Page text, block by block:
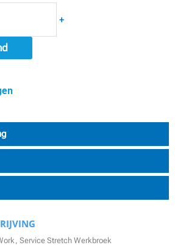
+
Service Stretch Werkbroek